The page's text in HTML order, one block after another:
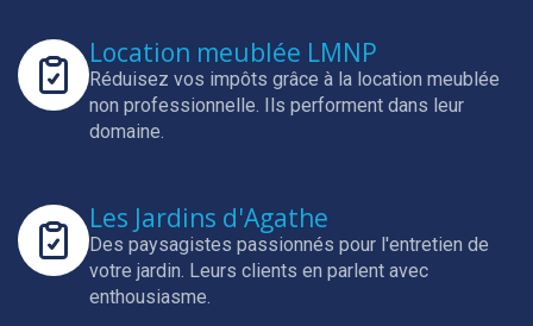
Location meublée LMNP
Réduisez vos impôts grâce à la location meublée
non professionnelle. Ils performent dans leur
domaine.
Les Jardins d'Agathe
Des paysagistes passionnés pour l'entretien de
votre jardin. Leurs clients en parlent avec
enthousiasme.